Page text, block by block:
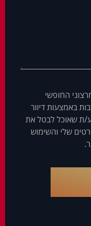
החופשי
באמצעות דיוור
ת שאוכל לבטל את
שלי והשימוש